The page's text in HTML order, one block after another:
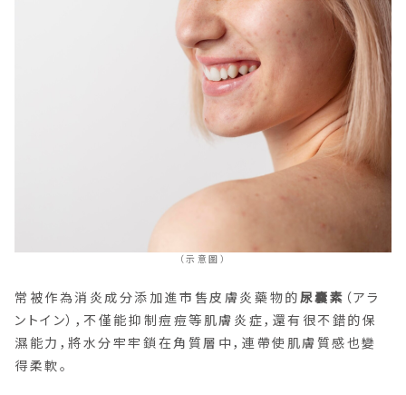
（示意圖）
常被作為消炎成分添加進市售皮膚炎藥物的尿囊素 （アラ
ントイン），不僅能抑制痘痘等肌膚炎症，還有很不錯的保
濕能力，將水分牢牢鎖在角質層中，連帶使肌膚質感也變
得柔軟。